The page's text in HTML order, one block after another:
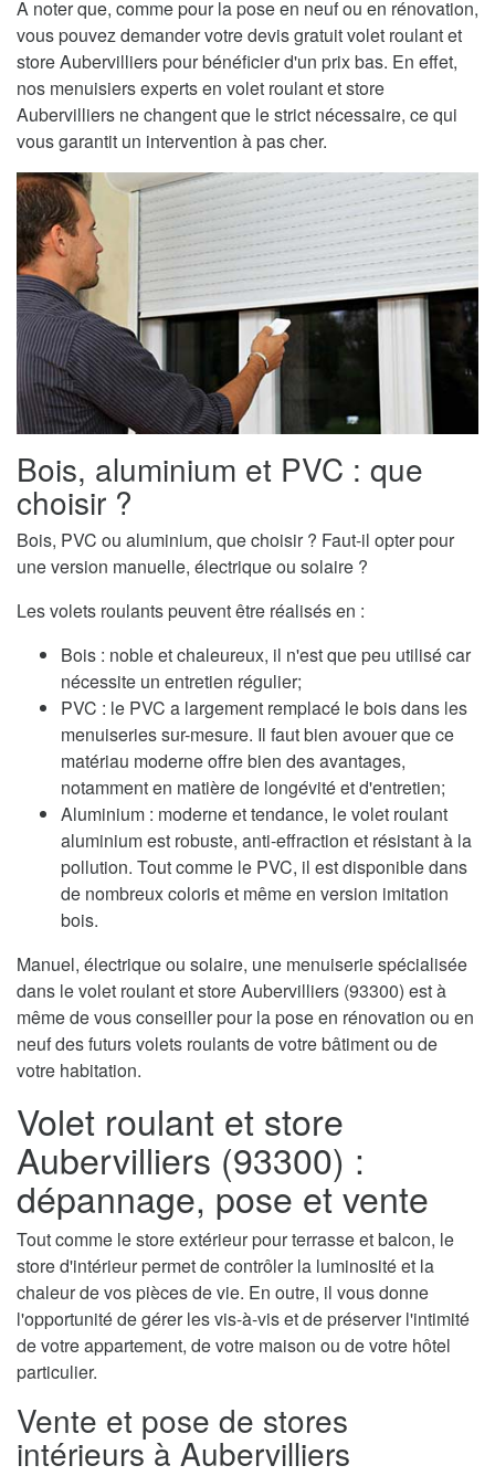
A noter que, comme pour la pose en neuf ou en rénovation,
vous pouvez demander votre devis gratuit volet roulant et
store Aubervilliers pour bénéficier d'un prix bas. En effet,
nos menuisiers experts en volet roulant et store
Aubervilliers ne changent que le strict nécessaire, ce qui
vous garantit un intervention à pas cher.
Bois, aluminium et PVC : que
choisir ?
Bois, PVC ou aluminium, que choisir ? Faut-il opter pour
une version manuelle, électrique ou solaire ?
Les volets roulants peuvent être réalisés en :
Bois : noble et chaleureux, il n'est que peu utilisé car
nécessite un entretien régulier;
PVC : le PVC a largement remplacé le bois dans les
menuiseries sur-mesure. Il faut bien avouer que ce
matériau moderne offre bien des avantages,
notamment en matière de longévité et d'entretien;
Aluminium : moderne et tendance, le volet roulant
aluminium est robuste, anti-effraction et résistant à la
pollution. Tout comme le PVC, il est disponible dans
de nombreux coloris et même en version imitation
bois.
Manuel, électrique ou solaire, une menuiserie spécialisée
dans le volet roulant et store Aubervilliers (93300) est à
même de vous conseiller pour la pose en rénovation ou en
neuf des futurs volets roulants de votre bâtiment ou de
votre habitation.
Volet roulant et store
Aubervilliers (93300) :
dépannage, pose et vente
Tout comme le store extérieur pour terrasse et balcon, le
store d'intérieur permet de contrôler la luminosité et la
chaleur de vos pièces de vie. En outre, il vous donne
l'opportunité de gérer les vis-à-vis et de préserver l'intimité
de votre appartement, de votre maison ou de votre hôtel
particulier.
Vente et pose de stores
intérieurs à Aubervilliers